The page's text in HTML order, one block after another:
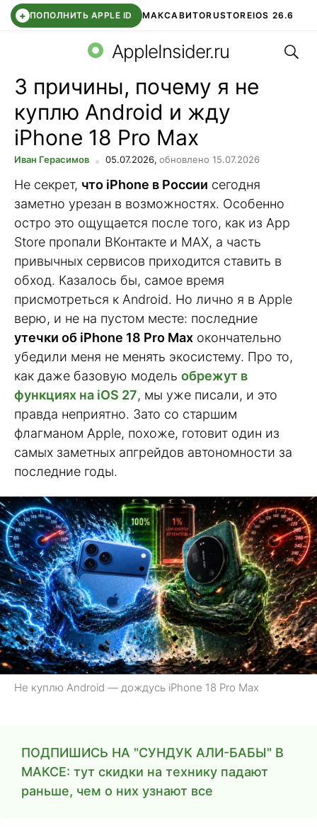
+ ПОПОЛНИТЬ APPLE ID МАКСАВИТОRUSTOREIOS 26.6
СБЕР КИДС ВТБ ОНЛАЙН ЧАТ В ROBLOX
AppleInsider.ru
3 причины, почему я не
куплю Android и жду
iPhone 18 Pro Max
Иван Герасимов 05.07.2026, обновлено 15.07.2026
Не секрет, что iPhone в России сегодня
заметно урезан в возможностях. Особенно
остро это ощущается после того, как из App
Store пропали ВКонтакте и MAX, а часть
привычных сервисов приходится ставить в
обход. Казалось бы, самое время
присмотреться к Android. Но лично я в Apple
верю, и не на пустом месте: последние
утечки об iPhone 18 Pro Max окончательно
убедили меня не менять экосистему. Про то,
как даже базовую модель обрежут в
функциях на iOS 27, мы уже писали, и это
правда неприятно. Зато со старшим
флагманом Apple, похоже, готовит один из
самых заметных апгрейдов автономности за
последние годы.
Не куплю Android — дождусь iPhone 18 Pro Max
ПОДПИШИСЬ НА "СУНДУК АЛИ-БАБЫ" В
МАКСЕ: тут скидки на технику падают
раньше, чем о них узнают все